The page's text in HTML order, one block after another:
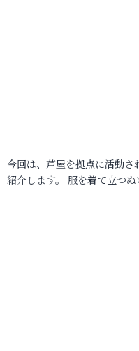
今回は、芦屋を拠点に活動
紹介します。 服を着て立つ